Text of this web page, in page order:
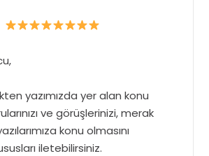
yazımızda yer alan konu
ve görüşlerinizi, merak
konu olmasını
iletebilirsiniz.